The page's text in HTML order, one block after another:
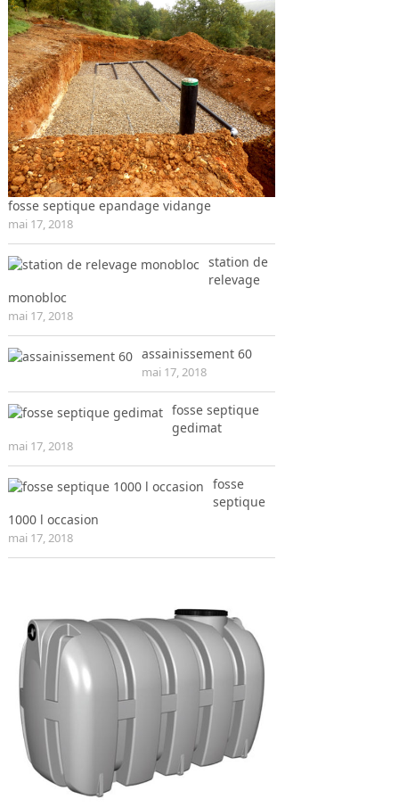
fosse septique epandage vidange
mai 17, 2018
station de
relevage
monobloc
mai 17, 2018
assainissement 60
mai 17, 2018
fosse septique
gedimat
mai 17, 2018
fosse
septique
1000 l occasion
mai 17, 2018